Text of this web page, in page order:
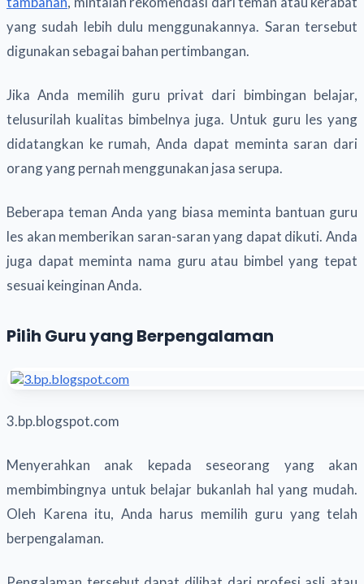
yang sudah lebih dulu menggunakannya. Saran tersebut
digunakan sebagai bahan pertimbangan.
Jika Anda memilih guru privat dari bimbingan belajar,
telusurilah kualitas bimbelnya juga. Untuk guru les yang
didatangkan ke rumah, Anda dapat meminta saran dari
orang yang pernah menggunakan jasa serupa.
Beberapa teman Anda yang biasa meminta bantuan guru
les akan memberikan saran-saran yang dapat dikuti. Anda
juga dapat meminta nama guru atau bimbel yang tepat
sesuai keinginan Anda.
Pilih Guru yang Berpengalaman
3.bp.blogspot.com
Menyerahkan anak kepada seseorang yang akan
membimbingnya untuk belajar bukanlah hal yang mudah.
Oleh Karena itu, Anda harus memilih guru yang telah
berpengalaman.